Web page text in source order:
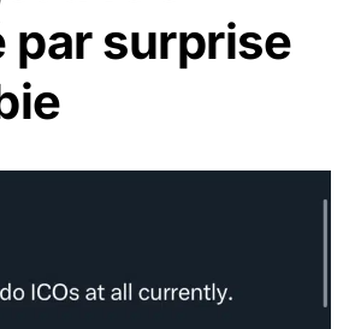
par surprise